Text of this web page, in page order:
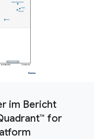
im Bericht
for